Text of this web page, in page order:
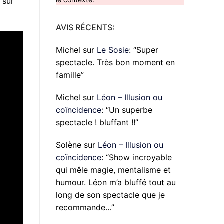
AVIS RÉCENTS:
Michel sur Le Sosie: “Super
spectacle. Très bon moment en
famille”
Michel sur Léon – Illusion ou
coïncidence: “Un superbe
spectacle ! bluffant !!”
Solène sur Léon – Illusion ou
coïncidence: “Show incroyable
qui mêle magie, mentalisme et
humour. Léon m’a bluffé tout au
long de son spectacle que je
recommande…”